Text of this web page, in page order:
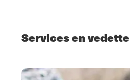
Services en vedette